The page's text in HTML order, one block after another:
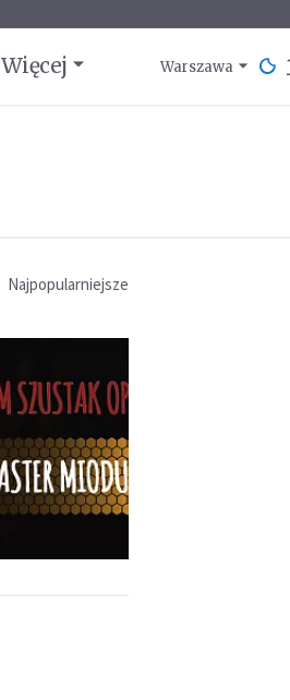
Więcej Warszawa
Najpopularniejsze